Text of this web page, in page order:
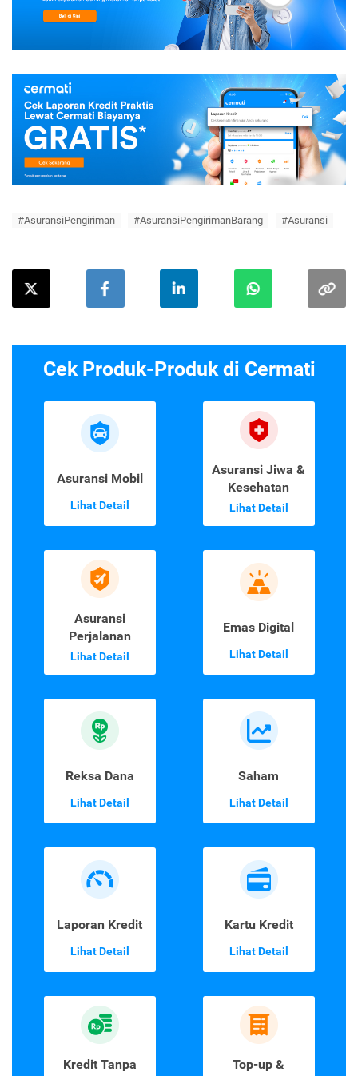
#AsuransiPengiriman #AsuransiPengirimanBarang #Asuransi
Cek Produk-Produk di Cermati
Asuransi Mobil
Lihat Detail
Asuransi Jiwa &
Kesehatan
Lihat Detail
Asuransi
Perjalanan
Lihat Detail
Emas Digital
Lihat Detail
Reksa Dana
Lihat Detail
Saham
Lihat Detail
Laporan Kredit
Lihat Detail
Kartu Kredit
Lihat Detail
Kredit Tanpa
Top-up &